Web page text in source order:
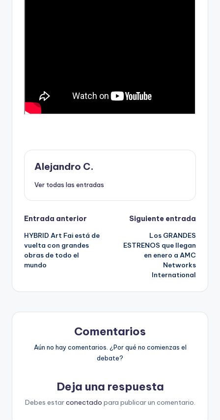
Alejandro C.
Ver todas las entradas
Navegación
de
entradas
Entrada anterior
HYBRID Art Fai está de
vuelta con grandes
obras de todo el
mundo
Siguiente entrada
Los GRANDES
ESTRENOS que llegan
en enero a AMC
Networks
International
Comentarios
Aún no hay comentarios. ¿Por qué no comienzas el
debate?
Deja una respuesta
Debes estarconectado para publicar un comentario.